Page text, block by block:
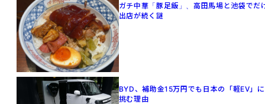
ガチ中華「豚足飯」、高田馬場と池袋でだ
出店が続く謎
BYD、補助金15万円でも日本の「軽EV」に
挑む理由